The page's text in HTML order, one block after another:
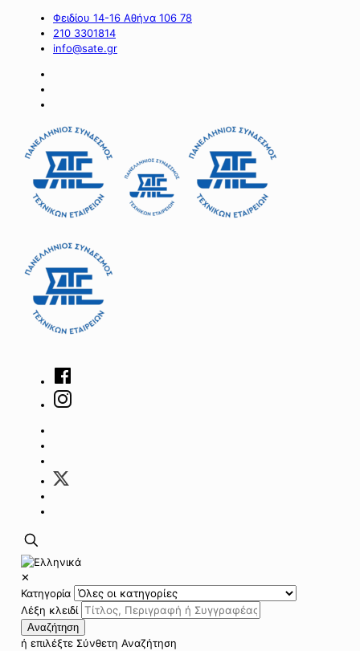
Φειδίου 14-16 Αθήνα 106 78
210 3301814
info@sate.gr
✕
Κατηγορία
Λέξη κλειδί
Αναζήτηση
ή επιλέξτε Σύνθετη Αναζήτηση